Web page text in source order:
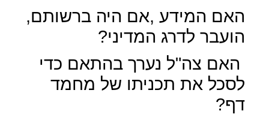
האם המידע ,אם היה ברשותם,
הועבר לדרג המדיני?
האם צה"ל נערך בהתאם כדי
לסכל את תכניתו של מחמד
דף?